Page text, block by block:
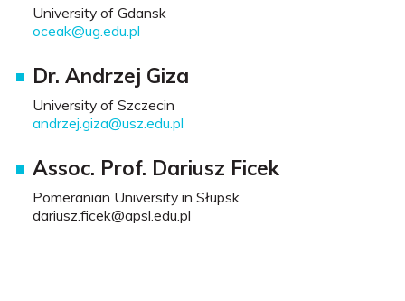
University of Gdansk
oceak@ug.edu.pl
Dr. Andrzej Giza
University of Szczecin
andrzej.giza@usz.edu.pl
Assoc. Prof. Dariusz Ficek
Pomeranian University in Słupsk
dariusz.ficek@apsl.edu.pl